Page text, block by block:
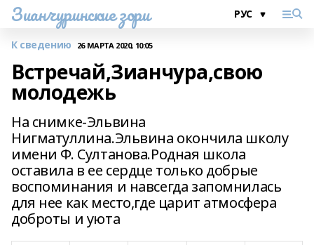
Зианчуринские зори
К сведению 26 МАРТА 2020, 10:05
Встречай,Зианчура,свою
молодежь
На снимке-Эльвина
Нигматуллина.Эльвина окончила школу
имени Ф. Султанова.Родная школа
оставила в ее сердце только добрые
воспоминания и навсегда запомнилась
для нее как место,где царит атмосфера
доброты и уюта